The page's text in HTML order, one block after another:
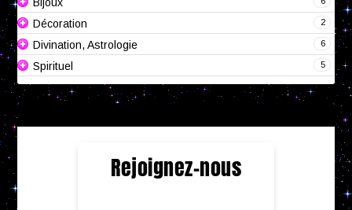
Bijoux
2
Décoration
6
Divination, Astrologie
5
Spirituel
Rejoignez-nous